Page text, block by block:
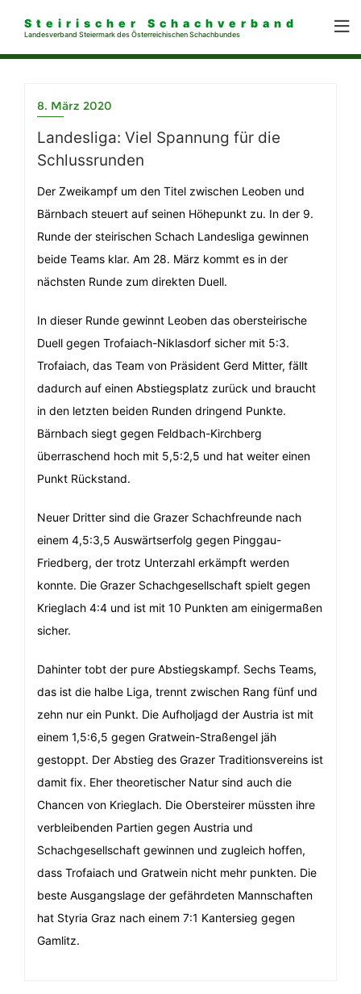
Steirischer Schachverband
Landesverband Steiermark des Österreichischen Schachbundes
8. März 2020
Landesliga: Viel Spannung für die
Schlussrunden
Der Zweikampf um den Titel zwischen Leoben und
Bärnbach steuert auf seinen Höhepunkt zu. In der 9.
Runde der steirischen Schach Landesliga gewinnen
beide Teams klar. Am 28. März kommt es in der
nächsten Runde zum direkten Duell.
In dieser Runde gewinnt Leoben das obersteirische
Duell gegen Trofaiach-Niklasdorf sicher mit 5:3.
Trofaiach, das Team von Präsident Gerd Mitter, fällt
dadurch auf einen Abstiegsplatz zurück und braucht
in den letzten beiden Runden dringend Punkte.
Bärnbach siegt gegen Feldbach-Kirchberg
überraschend hoch mit 5,5:2,5 und hat weiter einen
Punkt Rückstand.
Neuer Dritter sind die Grazer Schachfreunde nach
einem 4,5:3,5 Auswärtserfolg gegen Pinggau-
Friedberg, der trotz Unterzahl erkämpft werden
konnte. Die Grazer Schachgesellschaft spielt gegen
Krieglach 4:4 und ist mit 10 Punkten am einigermaßen
sicher.
Dahinter tobt der pure Abstiegskampf. Sechs Teams,
das ist die halbe Liga, trennt zwischen Rang fünf und
zehn nur ein Punkt. Die Aufholjagd der Austria ist mit
einem 1,5:6,5 gegen Gratwein-Straßengel jäh
gestoppt. Der Abstieg des Grazer Traditionsvereins ist
damit fix. Eher theoretischer Natur sind auch die
Chancen von Krieglach. Die Obersteirer müssten ihre
verbleibenden Partien gegen Austria und
Schachgesellschaft gewinnen und zugleich hoffen,
dass Trofaiach und Gratwein nicht mehr punkten. Die
beste Ausgangslage der gefährdeten Mannschaften
hat Styria Graz nach einem 7:1 Kantersieg gegen
Gamlitz.